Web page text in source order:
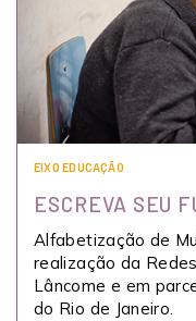
EIXO EDUCAÇÃO
ESCREVA SEU
Alfabetização de
realização da
Lâncome e em
do Rio de Janeiro.